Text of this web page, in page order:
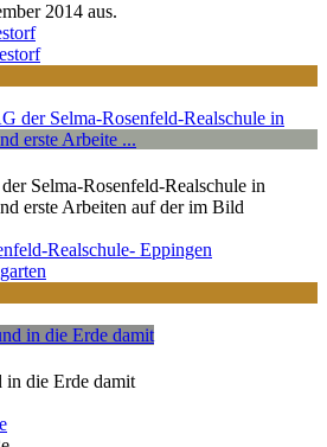
2014 aus.
Selma-Rosenfeld-Realschule in
erste Arbeiten auf der im Bild
Realschule- Eppingen
in die Erde damit